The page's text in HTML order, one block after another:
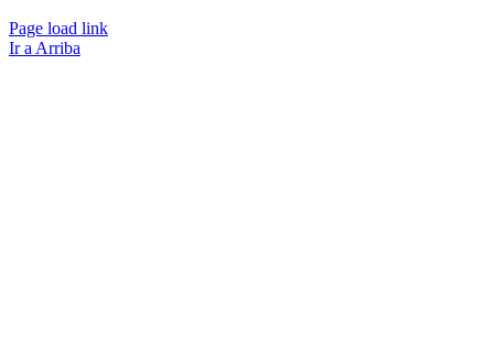
Page load link
Ir a Arriba